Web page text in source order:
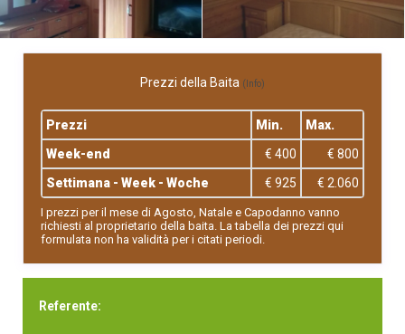
Prezzi della Baita (Info)
Prezzi Min.
Max.
Week-end
€ 400
€ 800
Settimana - Week - Woche
€ 925 € 2.060
I prezzi per il mese di Agosto, Natale e Capodanno vanno
richiesti al proprietario della baita. La tabella dei prezzi qui
formulata non ha validità per i citati periodi.
Referente: